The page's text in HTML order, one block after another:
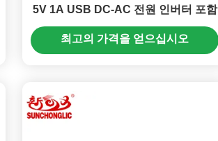
5V 1A USB DC-AC 전원 인버터 포함
최고의 가격을 얻으십시오